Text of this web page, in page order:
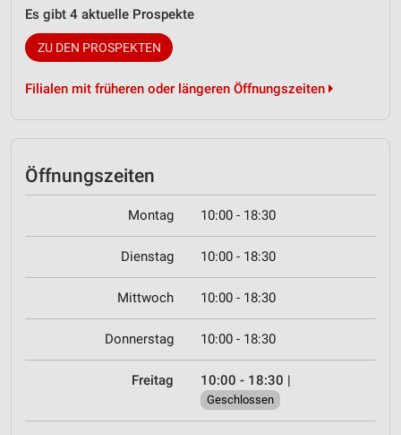
Es gibt 4 aktuelle Prospekte
ZU DEN PROSPEKTEN
Filialen mit früheren oder längeren Öffnungszeiten
Öffnungszeiten
Montag 10:00 - 18:30
Dienstag 10:00 - 18:30
Mittwoch 10:00 - 18:30
Donnerstag 10:00 - 18:30
Freitag 10:00 - 18:30 |
Geschlossen